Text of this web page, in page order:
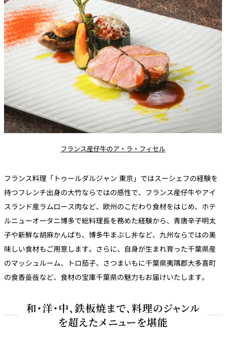
・千葉県大多喜町の食香薔薇とフルヤ牛乳のジェラート
・白桃とラズベリーのコンポジション
千葉県大多喜町の食香薔薇とフルヤ牛乳のジェラート
（追加料金￥600）
食後のお飲物
お食事
＜下記より1品お選びください＞
・観音温泉水で炊き上げる山形県産コシヒカリ
赤出汁
・博多焼ラーメン
・青唐辛子明太子丼（追加料金￥800）
柚子胡椒 山椒粉 浅葱 針海苔
・潮薫る雲丹の冷製パスタ （追加料金￥2500）
デザート
白桃とラズベリーのコンポジション
千葉県大多喜町の食香薔薇とフルヤ牛乳のジェラート
フランス産仔牛のア・ラ・フィセル
フランス料理「トゥールダルジャン 東京」ではスーシェフの経験を
持つフレンチ出身の大竹ならではの感性で、フランス産仔牛やアイ
スランド産ラムロース肉など、欧州のこだわり食材をはじめ、ホテ
ルニューオータニ博多で総料理長を務めた経験から、青唐辛子明太
子や新鮮な胡麻かんぱち、博多牛まぶし丼など、九州ならではの美
味しい食材もご用意します。さらに、自身が生まれ育った千葉県産
のマッシュルーム、トロ茄子、さつまいもに千葉県夷隅郡大多喜町
の食香薔薇など、食材の宝庫千葉県の魅力もお届けいたします。
和・洋・中、鉄板焼まで、料理のジャンル
を超えたメニューを堪能